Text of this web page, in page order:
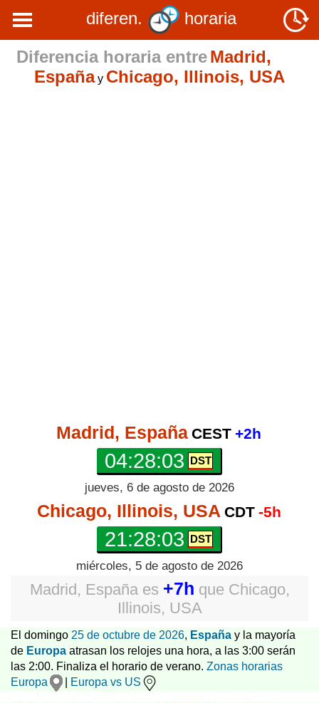
diferen.
horaria
Diferencia horaria entreMadrid,
Españay Chicago, Illinois, USA
Madrid, España CEST +2h
04:28:03
jueves, 6 de agosto de 2026
Chicago, Illinois, USA CDT -5h
21:28:03
miércoles, 5 de agosto de 2026
Madrid, Españaes +7h que Chicago,
Illinois, USA
El domingo 25 de octubre de 2026, España y la mayoría
de Europa atrasan los relojes una hora, a las 3:00 serán
las 2:00. Finaliza el horario de verano. Zonas horarias
Europa
Europa vs US